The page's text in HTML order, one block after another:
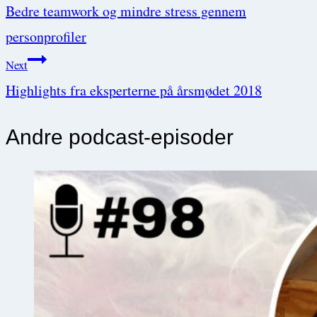
navigation
Bedre teamwork og mindre stress gennem
personprofiler
Next
Highlights fra eksperterne på årsmødet 2018
Andre podcast-episoder